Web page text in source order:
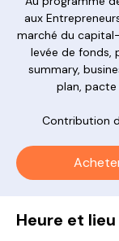
aux
marché du
levée de fonds,
summary,
plan, pacte
Contribution
Heure et lieu